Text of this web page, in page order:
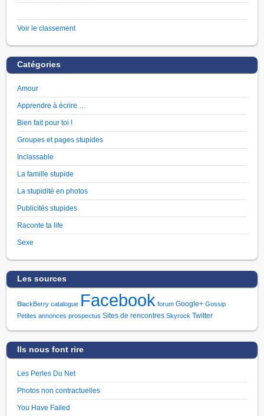
Voir le classement
Catégories
Amour
Apprendre à écrire …
Bien fait pour toi !
Groupes et pages stupides
Inclassable
La famille stupide
La stupidité en photos
Publicités stupides
Raconte ta life
Sexe
Les sources
BlackBerry catalogue Facebook forum Google+ Gossip
Petites annonces prospectus Sites de rencontres Skyrock Twitter
Ils nous font rire
Les Perles Du Net
Photos non contractuelles
You Have Failed